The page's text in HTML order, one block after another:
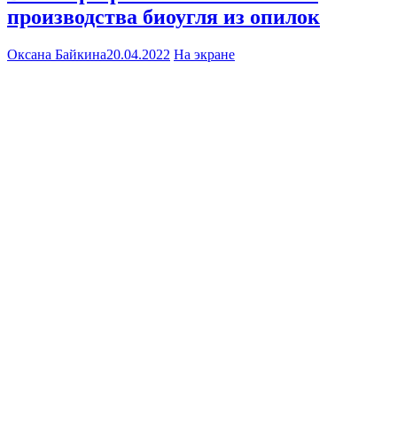
производства биоугля из опилок
Оксана Байкина20.04.2022 На экране